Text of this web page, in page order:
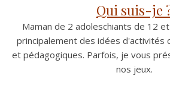
Qui suis-je
Maman de 2 adoleschiants de 12
principalement des idées d'activités
et pédagogiques. Parfois, je vous
nos jeux.